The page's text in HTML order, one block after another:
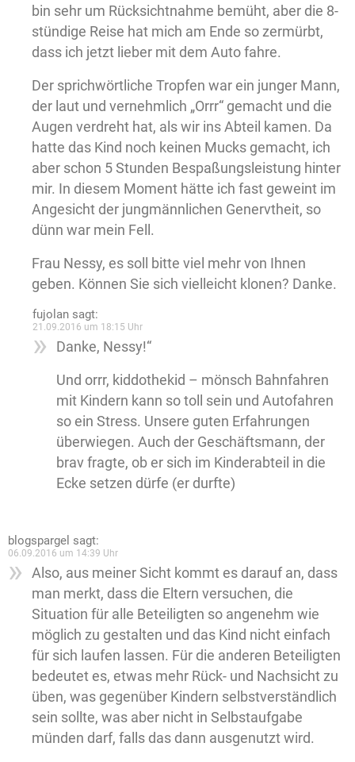
bin sehr um Rücksichtnahme bemüht, aber die 8-
stündige Reise hat mich am Ende so zermürbt,
dass ich jetzt lieber mit dem Auto fahre.
Der sprichwörtliche Tropfen war ein junger Mann,
der laut und vernehmlich „Orrr“ gemacht und die
Augen verdreht hat, als wir ins Abteil kamen. Da
hatte das Kind noch keinen Mucks gemacht, ich
aber schon 5 Stunden Bespaßungsleistung hinter
mir. In diesem Moment hätte ich fast geweint im
Angesicht der jungmännlichen Genervtheit, so
dünn war mein Fell.
Frau Nessy, es soll bitte viel mehr von Ihnen
geben. Können Sie sich vielleicht klonen? Danke.
fujolan sagt:
21.09.2016 um 18:15 Uhr
Danke, Nessy!“
Und orrr, kiddothekid – mönsch Bahnfahren
mit Kindern kann so toll sein und Autofahren
so ein Stress. Unsere guten Erfahrungen
überwiegen. Auch der Geschäftsmann, der
brav fragte, ob er sich im Kinderabteil in die
Ecke setzen dürfe (er durfte)
blogspargel sagt:
06.09.2016 um 14:39 Uhr
Also, aus meiner Sicht kommt es darauf an, dass
man merkt, dass die Eltern versuchen, die
Situation für alle Beteiligten so angenehm wie
möglich zu gestalten und das Kind nicht einfach
für sich laufen lassen. Für die anderen Beteiligten
bedeutet es, etwas mehr Rück- und Nachsicht zu
üben, was gegenüber Kindern selbstverständlich
sein sollte, was aber nicht in Selbstaufgabe
münden darf, falls das dann ausgenutzt wird.